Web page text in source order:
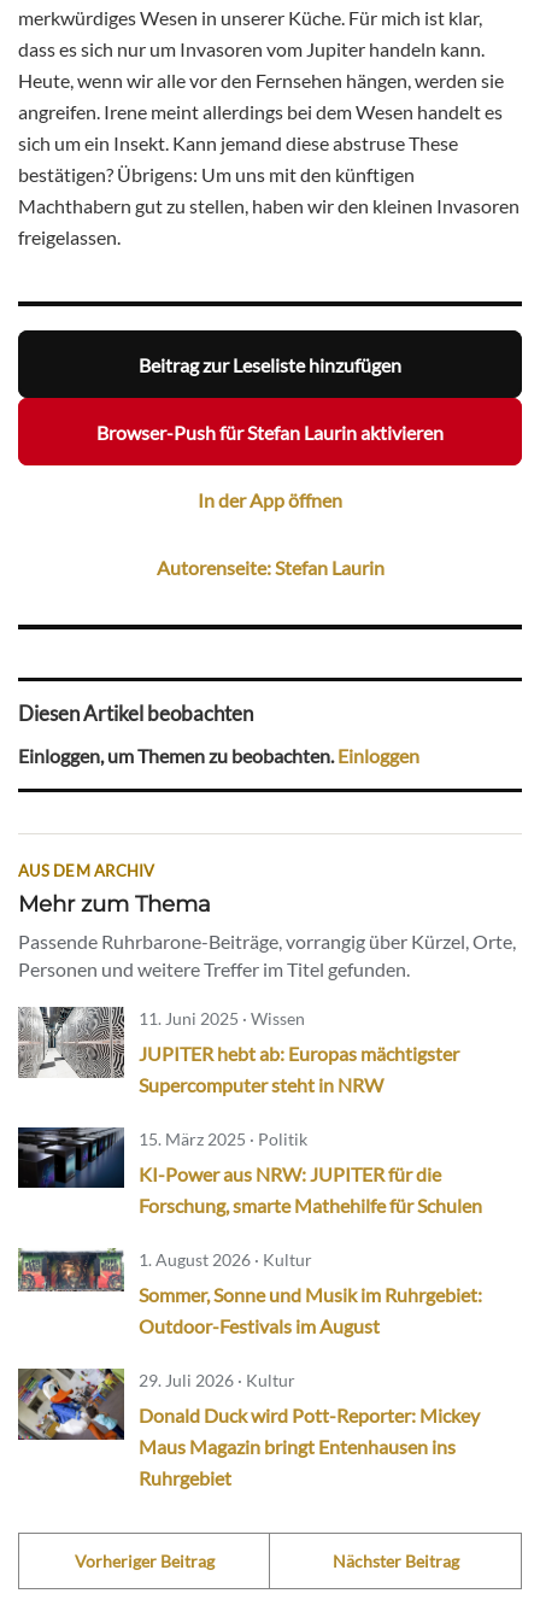
merkwürdiges Wesen in unserer Küche. Für mich ist klar,
dass es sich nur um Invasoren vom Jupiter handeln kann.
Heute, wenn wir alle vor den Fernsehen hängen, werden sie
angreifen. Irene meint allerdings bei dem Wesen handelt es
sich um ein Insekt. Kann jemand diese abstruse These
bestätigen? Übrigens: Um uns mit den künftigen
Machthabern gut zu stellen, haben wir den kleinen Invasoren
freigelassen.
Beitrag zur Leseliste hinzufügen
Browser-Push für Stefan Laurin aktivieren
In der App öffnen
Autorenseite: Stefan Laurin
Diesen Artikel beobachten
Einloggen, um Themen zu beobachten.Einloggen
AUS DEM ARCHIV
Mehr zum Thema
Passende Ruhrbarone-Beiträge, vorrangig über Kürzel, Orte,
Personen und weitere Treffer im Titel gefunden.
11. Juni 2025 · Wissen
JUPITER hebt ab: Europas mächtigster
Supercomputer steht in NRW
15. März 2025 · Politik
KI-Power aus NRW: JUPITER für die
Forschung, smarte Mathehilfe für Schulen
1. August 2026 · Kultur
Sommer, Sonne und Musik im Ruhrgebiet:
Outdoor-Festivals im August
29. Juli 2026 · Kultur
Donald Duck wird Pott-Reporter: Mickey
Maus Magazin bringt Entenhausen ins
Ruhrgebiet
Vorheriger Beitrag Nächster Beitrag